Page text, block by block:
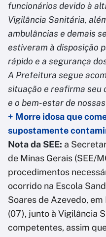
funcionários devido à
Vigilância Sanitária,
ambulâncias e demais
estiveram à disposição
rápido e a segurança
A Prefeitura segue
situação e reafirma seu
e o bem-estar de
+ Morre idosa que
supostamente
Nota da SEE: a
de Minas Gerais (SEE/
procedimentos
ocorrido na Escola
Soares de Azevedo,
(07), junto à Vigilância
competentes, assim